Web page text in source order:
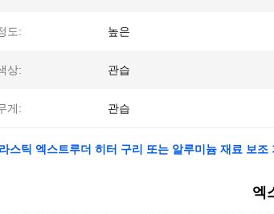
도: 높은
상: 관습
게: 관습
스틱 엑스트루더 히터 구리 또는 알루미늄 재료 보조
엑